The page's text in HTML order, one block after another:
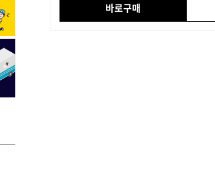
바로구매